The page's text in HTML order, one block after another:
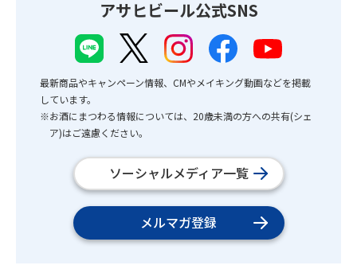
アサヒビール公式SNS
最新商品やキャンペーン情報、CMやメイキング動画などを掲載
しています。
※お酒にまつわる情報については、20歳未満の方への共有(シェ
ア)はご遠慮ください。
ソーシャルメディア一覧
メルマガ登録